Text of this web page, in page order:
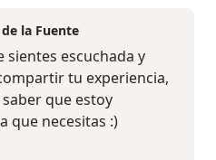
la Fuente
sientes escuchada y
tu experiencia,
que estoy
que necesitas :)